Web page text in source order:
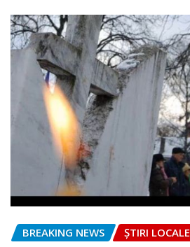
BREAKING NEWS ȘTIRI LOCALE